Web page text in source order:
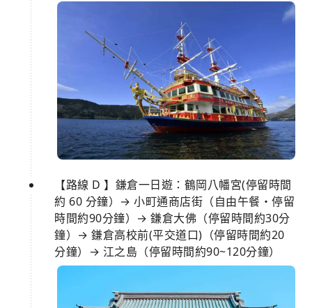
【路線 D 】鎌倉一日遊：鶴岡八幡宮(停留時間
約 60 分鐘）→ 小町通商店街（自由午餐・停留
時間約90分鐘）→ 鎌倉大佛（停留時間約30分
鐘）→ 鎌倉高校前(平交道口)（停留時間約20
分鐘）→ 江之島（停留時間約90~120分鐘）